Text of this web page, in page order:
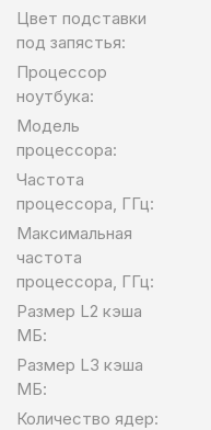
Цвет подставки
под запястья:
Процессор
ноутбука:
Модель
процессора:
Частота
процессора, ГГц:
Максимальная
частота
процессора, ГГц:
Размер L2 кэша
МБ:
Размер L3 кэша
МБ:
Количество ядер: